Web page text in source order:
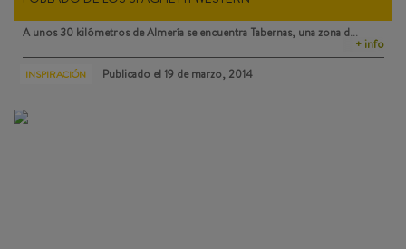
A unos 30 kilómetros de Almería se encuentra Tabernas, una zona d…
+ info
INSPIRACIÓN Publicado el 19 de marzo, 2014